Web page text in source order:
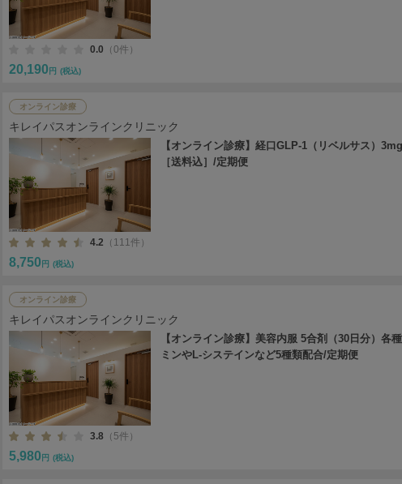
0.0 （0件）
20,190 円 (税込)
オンライン診療
キレイパスオンラインクリニック
【オンライン診療】経口GLP-1（リベルサス）
［送料込］/定期便
4.2 （111件）
8,750 円 (税込)
オンライン診療
キレイパスオンラインクリニック
【オンライン診療】美容内服 5合剤（30日分）各
ミンやL-システインなど5種類配合/定期便
3.8 （5件）
5,980 円 (税込)